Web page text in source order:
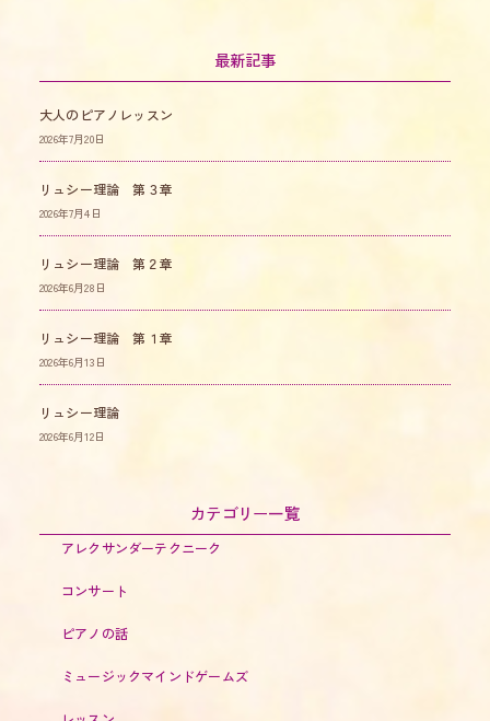
最新記事
大人のピアノレッスン
2026年7月20日
リュシー理論 第３章
2026年7月4日
リュシー理論 第２章
2026年6月28日
リュシー理論 第１章
2026年6月13日
リュシー理論
2026年6月12日
カテゴリー一覧
アレクサンダーテクニーク
コンサート
ピアノの話
ミュージックマインドゲームズ